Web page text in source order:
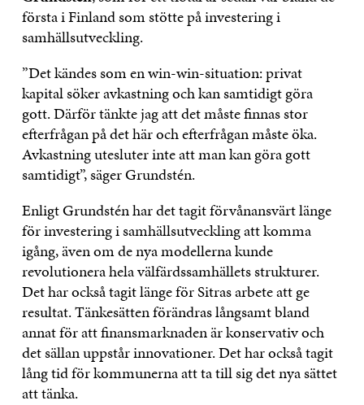
första i Finland som stötte på investering i
samhällsutveckling.
”Det kändes som en win-win-situation: privat
kapital söker avkastning och kan samtidigt göra
gott. Därför tänkte jag att det måste finnas stor
efterfrågan på det här och efterfrågan måste öka.
Avkastning utesluter inte att man kan göra gott
samtidigt”, säger Grundstén.
Enligt Grundstén har det tagit förvånansvärt länge
för investering i samhällsutveckling att komma
igång, även om de nya modellerna kunde
revolutionera hela välfärdssamhällets strukturer.
Det har också tagit länge för Sitras arbete att ge
resultat. Tänkesätten förändras långsamt bland
annat för att finansmarknaden är konservativ och
det sällan uppstår innovationer. Det har också tagit
lång tid för kommunerna att ta till sig det nya sättet
att tänka.